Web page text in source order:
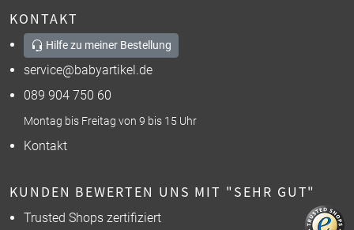
KONTAKT
Hilfe zu meiner Bestellung
service@babyartikel.de
089 904 750 60
Montag bis Freitag von 9 bis 15 Uhr
Kontakt
KUNDEN BEWERTEN UNS MIT "SEHR GUT"
Trusted Shops zertifiziert